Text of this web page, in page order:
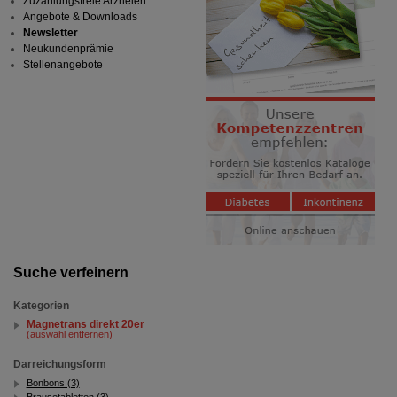
Suche verfeinern
Kategorien
Magnetrans direkt 20er
(auswahl entfernen)
Darreichungsform
Bonbons (3)
Angebote & Downloads
Newsletter
Neukundenprämie
Stellenangebote